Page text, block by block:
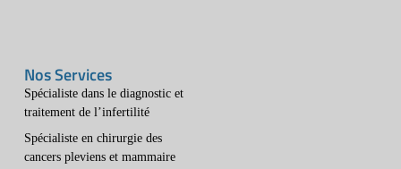
Nos Services
Spécialiste dans le diagnostic et
traitement de l’infertilité
Spécialiste en chirurgie des
cancers pleviens et mammaire